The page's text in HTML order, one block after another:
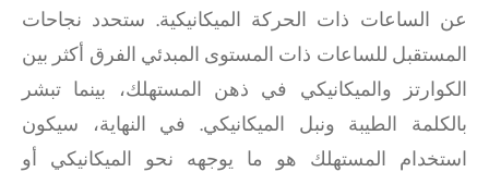
عن الساعات ذات الحركة الميكانيكية. ستحدد نجاحات
المستقبل للساعات ذات المستوى المبدئي الفرق أكثر بين
الكوارتز والميكانيكي في ذهن المستهلك، بينما تبشر
بالكلمة الطيبة ونبل الميكانيكي. في النهاية، سيكون
استخدام المستهلك هو ما يوجهه نحو الميكانيكي أو